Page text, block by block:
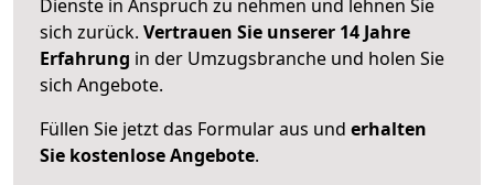
Dienste in Anspruch zu nehmen und lehnen Sie
sich zurück. Vertrauen Sie unserer 14 Jahre
Erfahrung in der Umzugsbranche und holen Sie
sich Angebote.
Füllen Sie jetzt das Formular aus und erhalten
Sie kostenlose Angebote.